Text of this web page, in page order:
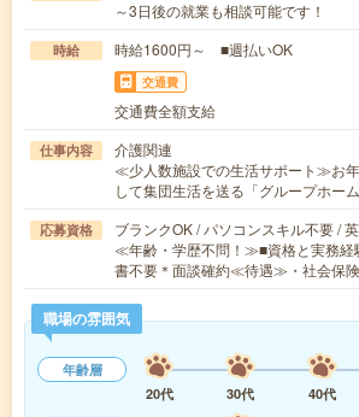
～3日後の就業も相談可能です！
時給 時給1600円～ ■週払いOK
交通費
交通費全額支給
仕事内容
介護関連
≪少人数施設での生活サポート≫お
して集団生活を送る「グループホー
応募資格
ブランクOK / パソコンスキル不要 /
≪年齢・学歴不問！≫■資格と実務経
書不要＊面談確約≪待遇≫・社会保
職場の雰囲気
年齢層
20代
30代 40代